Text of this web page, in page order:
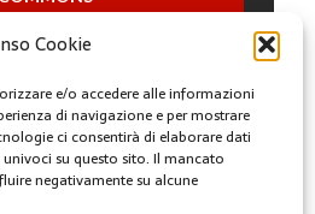
Cookie
e/o accedere alle informazioni
di navigazione e per mostrare
ci consentirà di elaborare dati
su questo sito. Il mancato
negativamente su alcune
in licenza con i termini